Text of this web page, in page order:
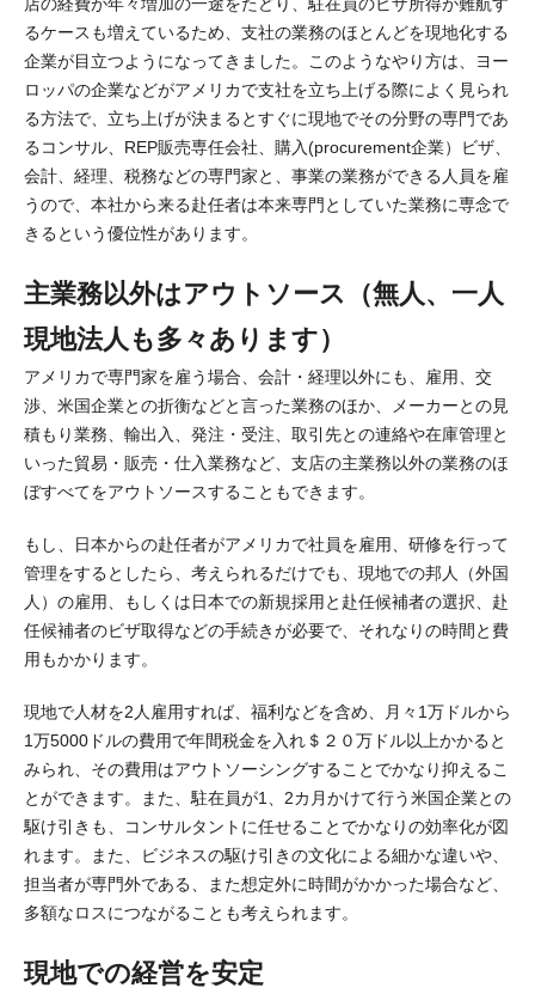
るケースも増えているため、支社の業務のほとんどを現地化する
企業が目立つようになってきました。このようなやり方は、ヨー
ロッパの企業などがアメリカで支社を立ち上げる際によく見られ
る方法で、立ち上げが決まるとすぐに現地でその分野の専門であ
るコンサル、REP販売専任会社、購入(procurement企業）ビザ、
会計、経理、税務などの専門家と、事業の業務ができる人員を雇
うので、本社から来る赴任者は本来専門としていた業務に専念で
きるという優位性があります。
主業務以外はアウトソース
（無人、一人
現地法人も多々あります）
アメリカで専門家を雇う場合、会計・経理以外にも、雇用、交
渉、米国企業との折衡などと言った業務のほか、メーカーとの見
積もり業務、輸出入、発注・受注、取引先との連絡や在庫管理と
いった貿易・販売・仕入業務など、支店の主業務以外の業務のほ
ぼすべてをアウトソースすることもできます。
もし、日本からの赴任者がアメリカで社員を雇用、研修を行って
管理をするとしたら、考えられるだけでも、現地での邦人（外国
人）の雇用、もしくは日本での新規採用と赴任候補者の選択、赴
任候補者のビザ取得などの手続きが必要で、それなりの時間と費
用もかかります。
現地で人材を2人雇用すれば、福利などを含め、月々1万ドルから
1万5000ドルの費用で年間税金を入れ＄２０万ドル以上かかると
みられ、その費用はアウトソーシングすることでかなり抑えるこ
とができます。また、駐在員が1、2カ月かけて行う米国企業との
駆け引きも、コンサルタントに任せることでかなりの効率化が図
れます。また、ビジネスの駆け引きの文化による細かな違いや、
担当者が専門外である、また想定外に時間がかかった場合など、
多額なロスにつながることも考えられます。
現地での経営を安定